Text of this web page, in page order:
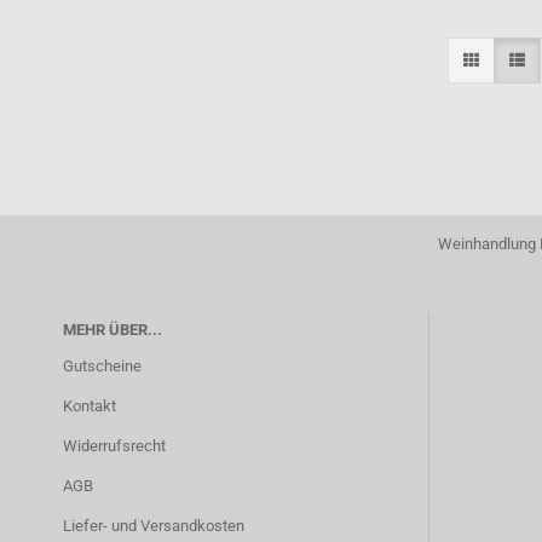
Weinhandlung
MEHR ÜBER...
Gutscheine
Kontakt
Widerrufsrecht
AGB
Liefer- und Versandkosten